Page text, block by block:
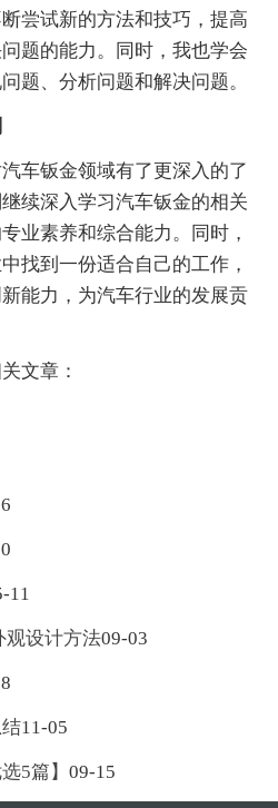
试新的方法和技巧，提高
题的能力。同时，我也学会
题、分析问题和解决问题。
钣金领域有了更深入的了
续深入学习汽车钣金的相关
业素养和综合能力。同时，
找到一份适合自己的工作，
能力，为汽车行业的发展贡
文章：
11
观设计方法09-03
11-05
5篇】09-15